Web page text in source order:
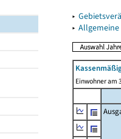
▸
▸
Einwohner am